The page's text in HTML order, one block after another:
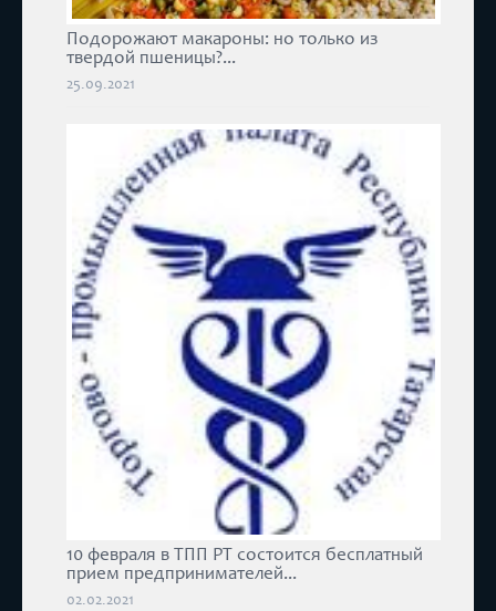
Подорожают макароны: но только из
твердой пшеницы?...
25.09.2021
10 февраля в ТПП РТ состоится бесплатный
прием предпринимателей...
02.02.2021